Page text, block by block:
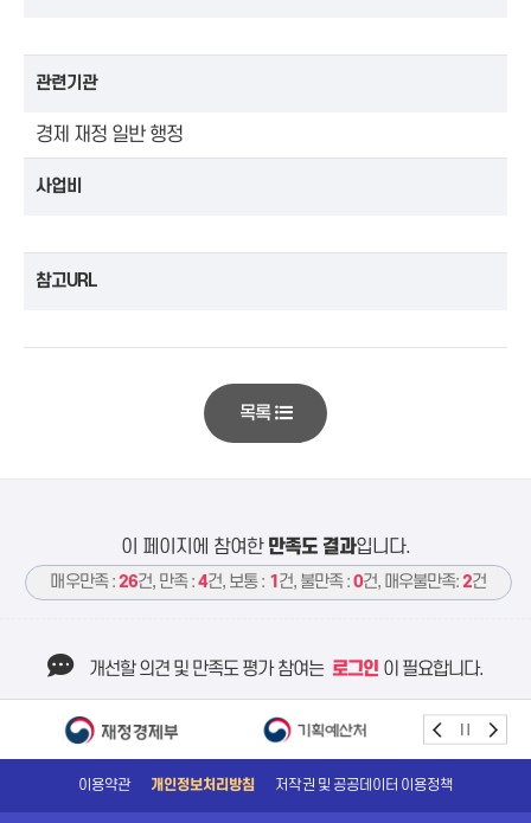
관련기관
경제 재정 일반 행정
사업비
참고URL
목록
이 페이지에 참여한 만족도 결과입니다.
매우만족 :26건, 만족 :4건, 보통 : 1 건, 불만족 :0건, 매우불만족:2건
개선할 의견 및 만족도 평가 참여는 로그인 이 필요합니다.
이용약관 개인정보처리방침 저작권 및 공공데이터 이용정책